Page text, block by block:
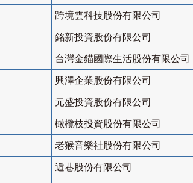
跨境雲科技股份有限公司
銘新投資股份有限公司
台灣金錨國際生活股份有限公司
興澤企業股份有限公司
元盛投資股份有限公司
橄欖枝投資股份有限公司
老猴音樂社股份有限公司
逅巷股份有限公司